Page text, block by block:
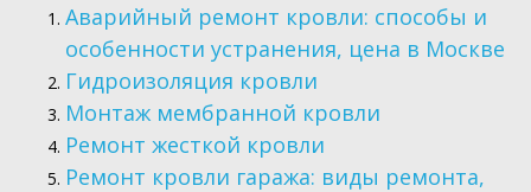
Аварийный ремонт кровли: способы и
особенности устранения, цена в Москве
Гидроизоляция кровли
Монтаж мембранной кровли
Ремонт жесткой кровли
Ремонт кровли гаража: виды ремонта,